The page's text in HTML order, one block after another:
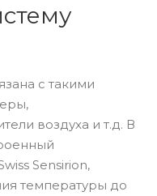
с такими
воздуха и т.д. В
Sensirion,
температуры до